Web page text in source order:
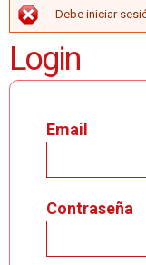
Debe iniciar
Login
Email
Contraseña